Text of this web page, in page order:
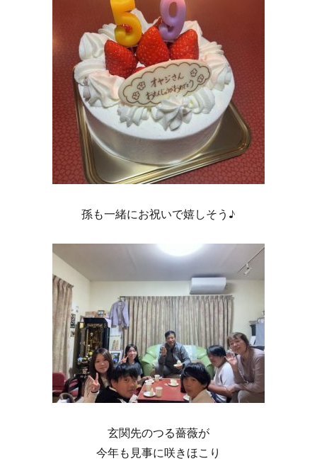
孫も一緒にお祝いで嬉しそう♪
玄関先のつる薔薇が
今年も見事に咲きほこり